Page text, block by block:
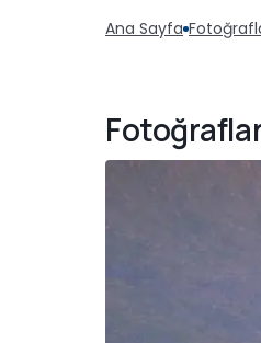
Ana Sayfa